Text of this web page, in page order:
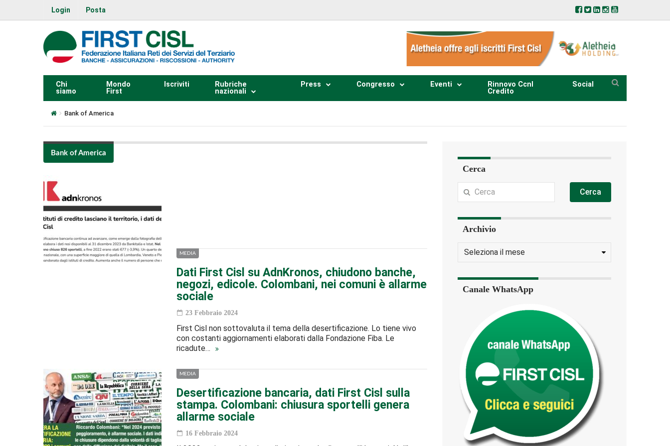
Login Posta
Chi
siamo
Mondo
First
Iscriviti
Rubriche
nazionali
Press Congresso Eventi
Rinnovo Ccnl
Credito
Social
Bank of America
Bank of America
MEDIA
Dati First Cisl su AdnKronos, chiudono banche,
negozi, edicole. Colombani, nei comuni è allarme
sociale
23 Febbraio 2024
First Cisl non sottovaluta il tema della desertificazione. Lo tiene vivo
con costanti aggiornamenti elaborati dalla Fondazione Fiba. Le
ricadute…
MEDIA
Desertificazione bancaria, dati First Cisl sulla
stampa. Colombani: chiusura sportelli genera
allarme sociale
16 Febbraio 2024
Cerca
Cerca
Archivio
Canale WhatsApp